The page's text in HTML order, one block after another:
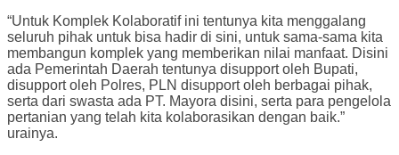
“Untuk Komplek Kolaboratif ini tentunya kita menggalang
seluruh pihak untuk bisa hadir di sini, untuk sama-sama kita
membangun komplek yang memberikan nilai manfaat. Disini
ada Pemerintah Daerah tentunya disupport oleh Bupati,
disupport oleh Polres, PLN disupport oleh berbagai pihak,
serta dari swasta ada PT. Mayora disini, serta para pengelola
pertanian yang telah kita kolaborasikan dengan baik.”
urainya.